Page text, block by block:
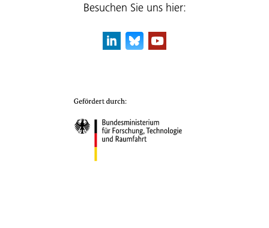
Besuchen Sie uns hier: